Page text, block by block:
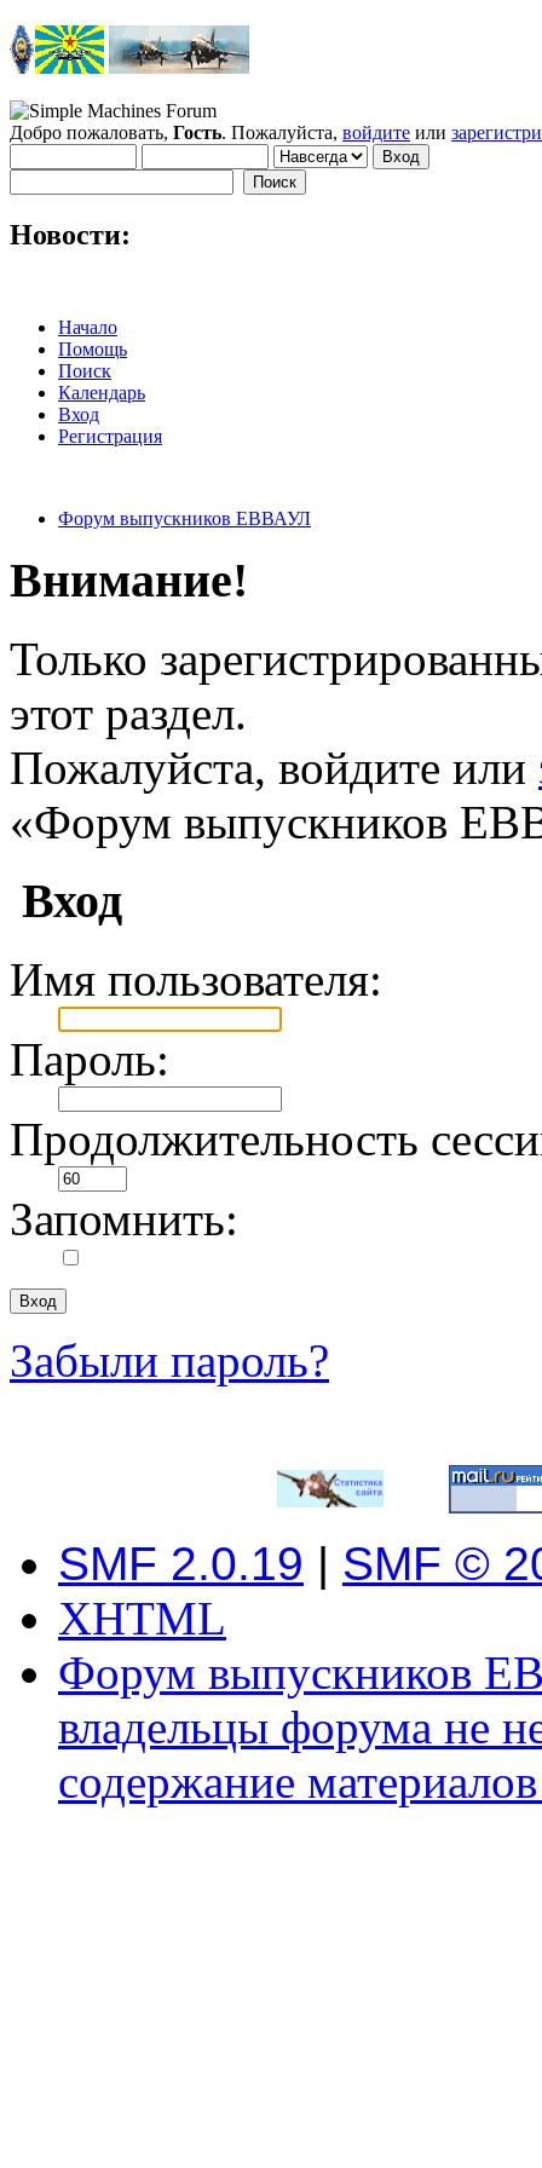
Добро пожаловать, Гость. Пожалуйста, войдите или
Новости:
Начало
Помощь
Поиск
Календарь
Вход
Регистрация
Форум выпускников ЕВВАУЛ
Внимание!
Только
этот раздел.
Пожалуйста, войдите или
«Форум выпускников
Вход
Имя пользователя:
Пароль:
Продолжительность
Запомнить:
Забыли пароль?
SMF 2.0.19 | SMF ©
XHTML
Форум выпускников
владельцы форума не
содержание